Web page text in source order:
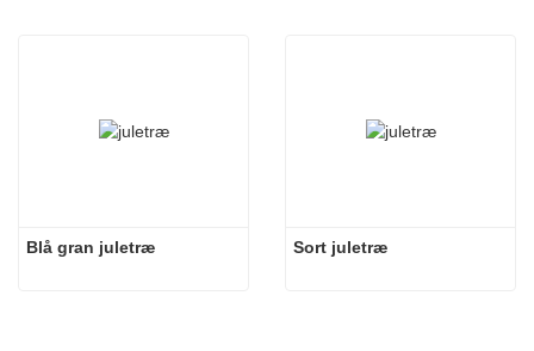
Blå gran juletræ Sort juletræ